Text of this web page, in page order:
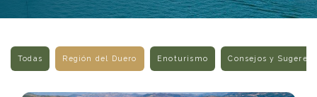
Todas Región del Duero Enoturismo Consejos y